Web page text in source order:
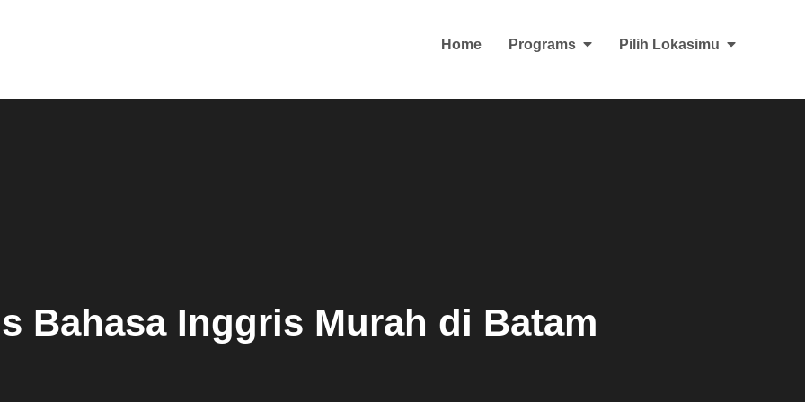
Home Programs Pilih Lokasimu
Bahasa Inggris Murah di Batam